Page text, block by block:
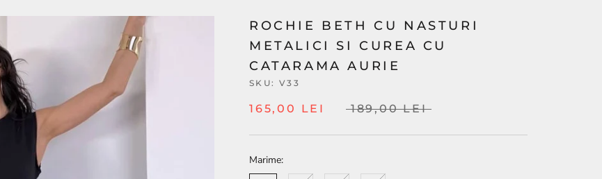
ROCHIE BETH CU NASTURI
METALICI SI CUREA CU
CATARAMA AURIE
SKU: V33
165,00 LEI 189,00 LEI
Marime: